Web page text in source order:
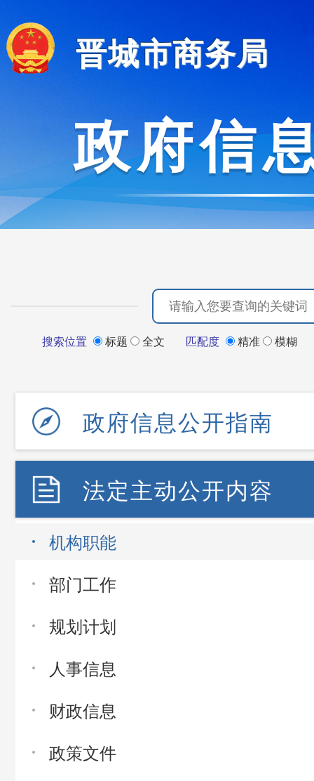
晋城市商务局
政府信
搜索位置 标题 全文 匹配度 精准 模糊
政府信息公开指南
法定主动公开内容
机构职能
部门工作
规划计划
人事信息
财政信息
政策文件